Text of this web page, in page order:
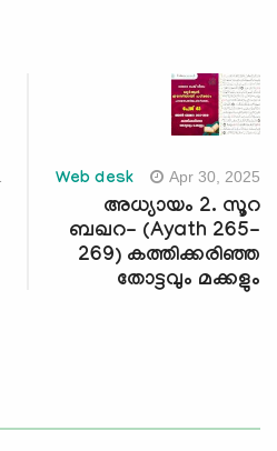
Web desk Apr 30, 2025
അധ്യായം 2. സൂറ
ബഖറ- (Ayath 265-
269) കത്തിക്കരിഞ്ഞ
തോട്ടവും മക്കളും